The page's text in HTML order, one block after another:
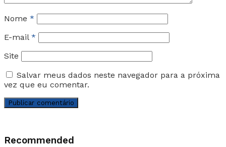
Nome *
E-mail *
Site
Salvar meus dados neste navegador para a próxima
vez que eu comentar.
Recommended